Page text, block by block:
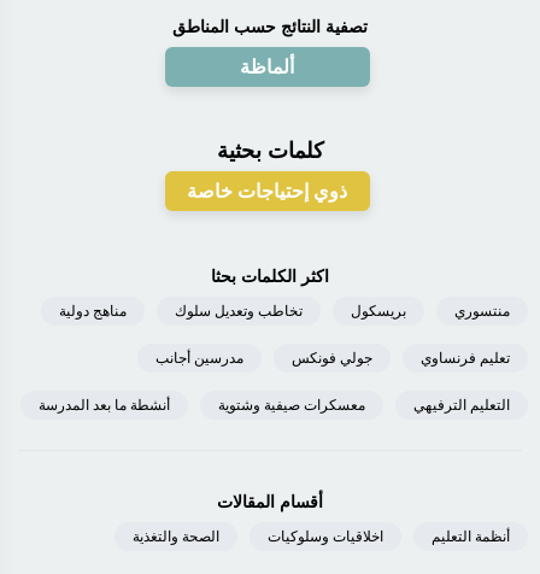
تصفية النتائج حسب المناطق
ألماظة
كلمات بحثية
ذوي إحتياجات خاصة
اكثر الكلمات بحثا
منتسوري بريسكول تخاطب وتعديل سلوك مناهج دولية
تعليم فرنساوي جولي فونكس مدرسين أجانب
التعليم الترفيهي معسكرات صيفية وشتوية أنشطة ما بعد المدرسة
أقسام المقالات
أنظمة التعليم اخلاقيات وسلوكيات الصحة والتغذية